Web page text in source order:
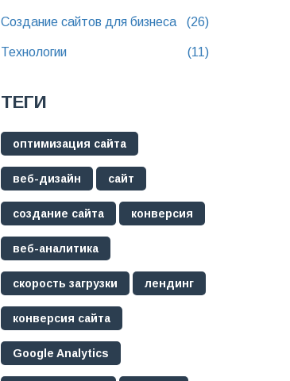
Создание сайтов для бизнеса (26)
Технологии (11)
ТЕГИ
оптимизация сайта
веб-дизайн сайт
создание сайта конверсия
веб-аналитика
скорость загрузки лендинг
конверсия сайта
Google Analytics